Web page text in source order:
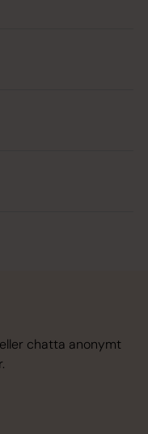
chatta anonymt